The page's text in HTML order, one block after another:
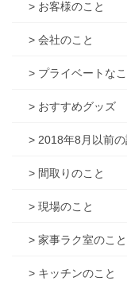
> お客様のこと
> 会社のこと
> プライベートなこ
> おすすめグッズ
> 2018年8月以前
> 間取りのこと
> 現場のこと
> 家事ラク室のこと
> キッチンのこと